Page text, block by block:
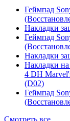
Геймпад
Накладки
Геймпад
Накладки
Накладки на
4 DH
(D02)
Геймпад
Смотреть все